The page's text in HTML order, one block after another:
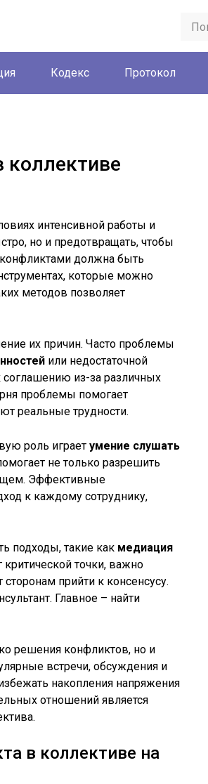
Кодекс Протокол
коллективе
интенсивной работы и
но и предотвращать, чтобы
конфликтами должна быть
которые можно
методов позволяет
их причин. Часто проблемы
или недостаточной
соглашению из-за различных
проблемы помогает
реальные трудности.
роль играет умение слушать
не только разрешить
Эффективные
к каждому сотруднику,
подходы, такие как медиация
критической точки, важно
прийти к консенсусу.
Главное – найти
решения конфликтов, но и
встречи, обсуждения и
накопления напряжения
отношений является
в коллективе на